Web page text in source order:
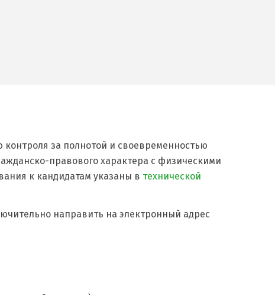
за полнотой и своевременностью
правового характера с физическими
к кандидатам указаны в технической
направить на электронный адрес